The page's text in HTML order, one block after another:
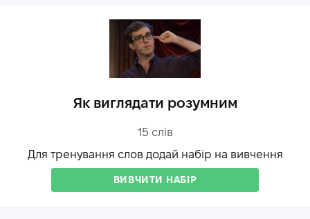
Як виглядати розумним
15 слів
Для тренування слов додай набір на вивчення
ВИВЧИТИ НАБІР